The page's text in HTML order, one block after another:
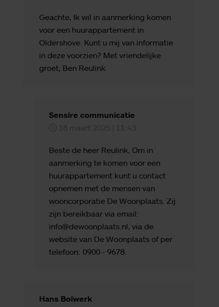
Geachte, Ik wil in aanmerking komen
voor een huurappartement in
Oldershove. Kunt u mij van informatie
in deze voorzien? Met vriendelijke
groet, Ben Reulink
Sensire communicatie
18 maart 2025 | 11:43
Beste de heer Reulink, Om in
aanmerking te komen voor een
huurappartement kunt u contact
opnemen met de mensen van
wooncorporatie De Woonplaats. Zij
zijn bereikbaar via email:
info@dewoonplaats.nl, via de
website van De Woonplaats of per
telefoon: 0900 - 9678.
Hans Bolwerk